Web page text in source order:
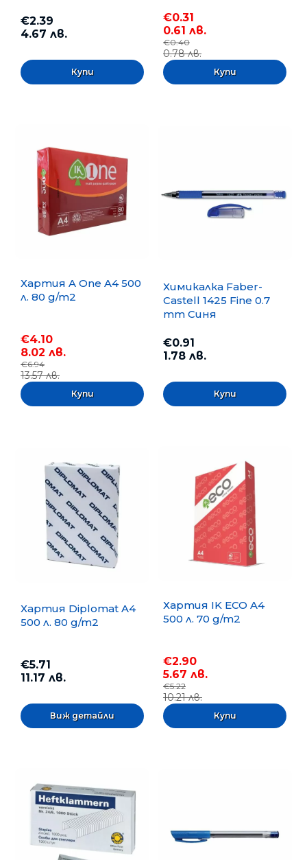
€2.39
4.67 лв.
€0.31
0.61 лв.
€0.40
0.78 лв.
Хартия A One A4 500
л. 80 g/m2
€4.10
8.02 лв.
€6.94
13.57 лв.
Химикалка Faber-
Castell 1425 Fine 0.7
mm Синя
€0.91
1.78 лв.
Хартия Diplomat A4
500 л. 80 g/m2
€5.71
11.17 лв.
Виж детайли
Хартия IK ECO A4
500 л. 70 g/m2
€2.90
5.67 лв.
€5.22
10.21 лв.